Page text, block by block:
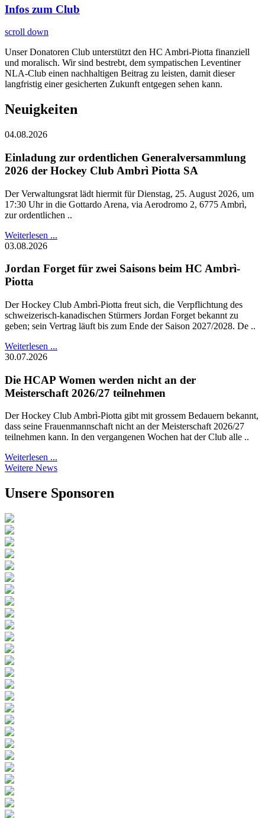
Infos zum Club
scroll down
Unser Donatoren Club unterstützt den HC Ambri-Piotta finanziell
und moralisch. Wir sind bestrebt, dem sympatischen Leventiner
NLA-Club einen nachhaltigen Beitrag zu leisten, damit dieser
langfristig einer gesicherten Zukunft entgegen sehen kann.
Neuigkeiten
04.08.2026
Einladung zur ordentlichen Generalversammlung
2026 der Hockey Club Ambrì Piotta SA
Der Verwaltungsrat lädt hiermit für Dienstag, 25. August 2026, um
17:30 Uhr in die Gottardo Arena, via Aerodromo 2, 6775 Ambrì,
zur ordentlichen ..
Weiterlesen ...
03.08.2026
Jordan Forget für zwei Saisons beim HC Ambrì-
Piotta
Der Hockey Club Ambrì-Piotta freut sich, die Verpflichtung des
schweizerisch-kanadischen Stürmers Jordan Forget bekannt zu
geben; sein Vertrag läuft bis zum Ende der Saison 2027/2028. De ..
Weiterlesen ...
30.07.2026
Die HCAP Women werden nicht an der
Meisterschaft 2026/27 teilnehmen
Der Hockey Club Ambrì-Piotta gibt mit grossem Bedauern bekannt,
dass seine Frauenmannschaft nicht an der Meisterschaft 2026/27
teilnehmen kann. In den vergangenen Wochen hat der Club alle ..
Weiterlesen ...
Weitere News
Unsere Sponsoren